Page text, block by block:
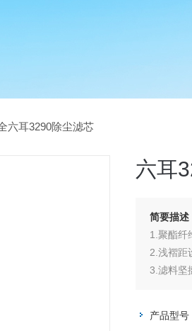
六耳3290除尘滤芯
六耳
简要描述
1.聚酯纤
2.浅褶距
3.滤料坚
6.镀锌防
产品型号